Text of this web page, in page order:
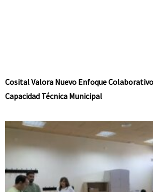
Cosital Valora Nuevo Enfoque
Capacidad Técnica Municipal